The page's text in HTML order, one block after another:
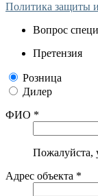
Политика защиты
Вопрос
Претензия
Розница
Дилер
ФИО *
Пожалуйста,
Адрес объекта *